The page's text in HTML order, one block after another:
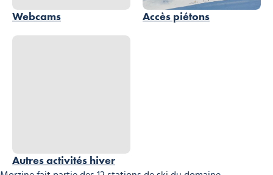
Webcams Accès piétons
Autres activités hiver